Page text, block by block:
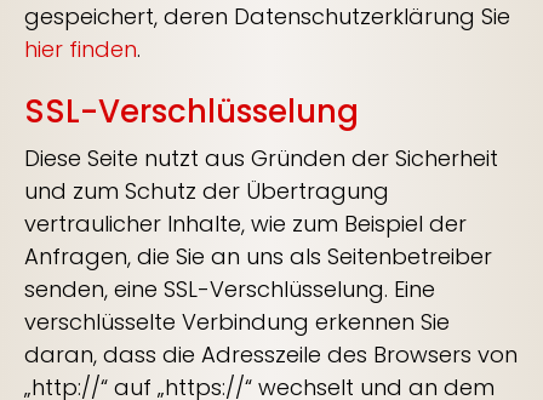
gespeichert, deren Datenschutzerklärung Sie
hier finden.
SSL-Verschlüsselung
Diese Seite nutzt aus Gründen der Sicherheit
und zum Schutz der Übertragung
vertraulicher Inhalte, wie zum Beispiel der
Anfragen, die Sie an uns als Seitenbetreiber
senden, eine SSL-Verschlüsselung. Eine
verschlüsselte Verbindung erkennen Sie
daran, dass die Adresszeile des Browsers von
„http://“ auf „https://“ wechselt und an dem